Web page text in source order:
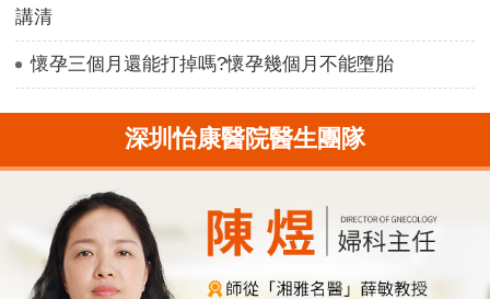
講清
懷孕三個月還能打掉嗎?懷孕幾個月不能墮胎
深圳怡康醫院醫生團隊